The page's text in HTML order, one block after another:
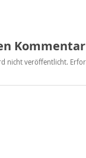
Kommentar
nicht veröffentlicht.